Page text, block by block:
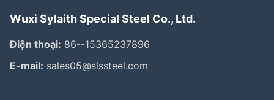
Wuxi Sylaith Special Steel Co., Ltd.
Điện thoại: 86--15365237896
E-mail: sales05@slssteel.com